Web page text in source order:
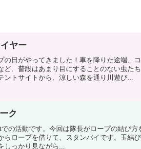
ヤー
の日がやってきました！車を降りた途端、
ど、普段はあまり目にすることのない虫た
トサイトから、涼しい森を通り川遊び...
ク
の活動です。今回は隊長がロープの結び方
らロープを借りて、スタンバイです。玉結
っかり見ながら...